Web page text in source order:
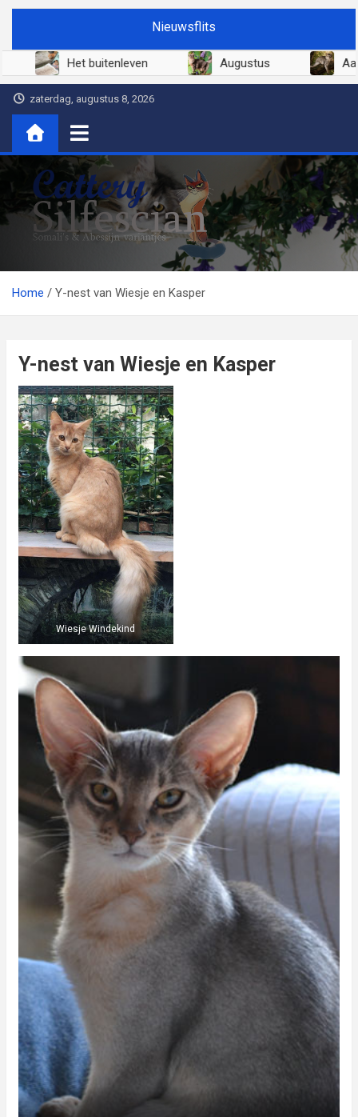
Ga
de
Nieuwsflits
Juni 2026 Het buitenleven
zaterdag, augustus 8, 2026
Cattery Silfescian
Somali's en soms Abessijn-variantjes
Home
Y-nest van Wiesje en Kasper
Y-nest van Wiesje en Kasper
Wiesje Windekind